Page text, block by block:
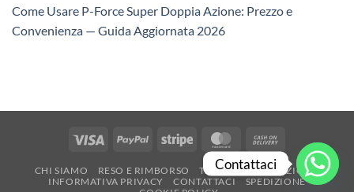
Come Usare P-Force Super Doppia Azione: Prezzo e
Convenienza — Guida Aggiornata 2026
Visa PayPal Stripe MasterCard
On
Delivery
CHI SIAMO RESO E RIMBORSO
TERMINI E CONDIZIONI
INFORMATIVA PRIVACY
CONTATTACI
SPEDIZIONE
Contattaci